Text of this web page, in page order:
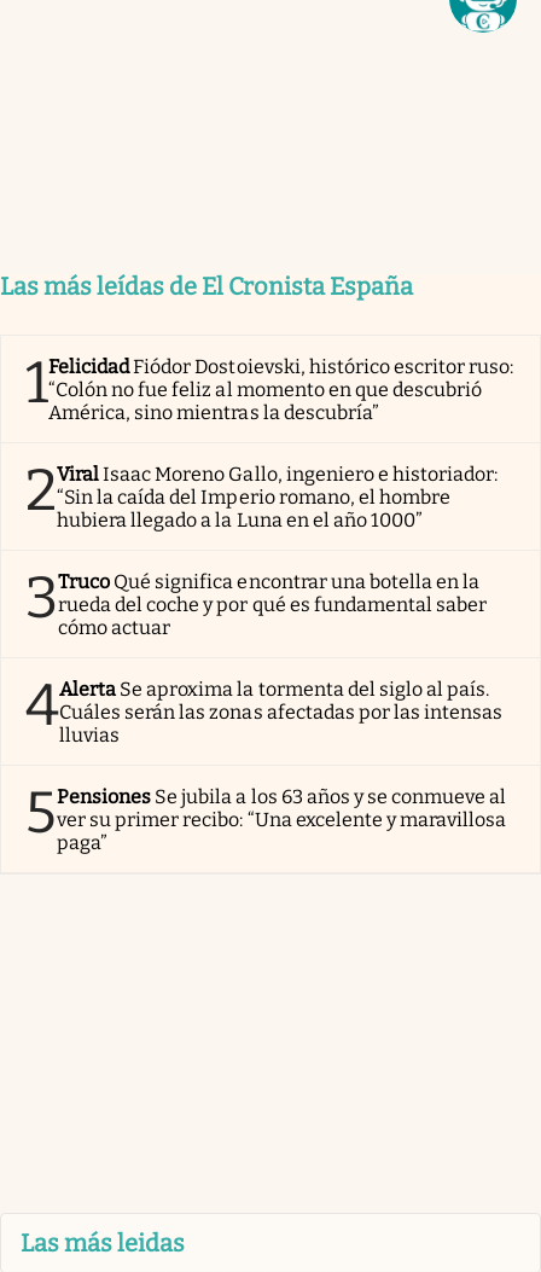
Las más leídas de El Cronista España
1FelicidadFiódor Dostoievski, histórico escritor ruso:
“Colón no fue feliz al momento en que descubrió
América, sino mientras la descubría”
2ViralIsaac Moreno Gallo, ingeniero e historiador:
“Sin la caída del Imperio romano, el hombre
hubiera llegado a la Luna en el año 1000”
3Truco Qué significa encontrar una botella en la
rueda del coche y por qué es fundamental saber
cómo actuar
4Alerta Se aproxima la tormenta del siglo al país.
Cuáles serán las zonas afectadas por las intensas
lluvias
5Pensiones Se jubila a los 63 años y se conmueve al
ver su primer recibo: “Una excelente y maravillosa
paga”
Las más leidas